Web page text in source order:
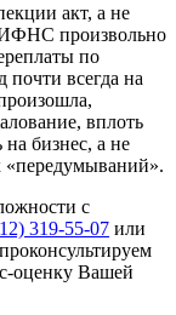
акт, а не
ИФНС произвольно
по
почти всегда на
вплоть
на бизнес, а не
«передумываний».
с
319-55-07 или
оценку Вашей